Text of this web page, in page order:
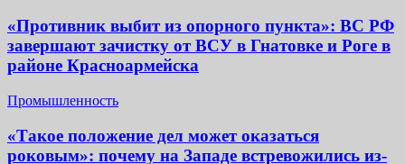
«Противник выбит из опорного пункта»: ВС РФ
завершают зачистку от ВСУ в Гнатовке и Роге в
районе Красноармейска
Промышленность
«Такое положение дел может оказаться
роковым»: почему на Западе встревожились из-